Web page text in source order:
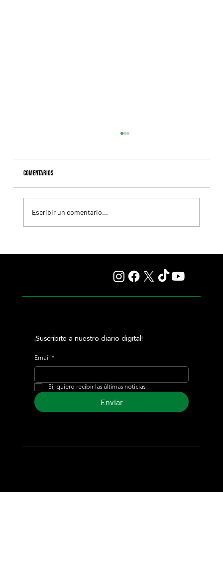
Comentarios
Escribir un comentario...
¡Suscribite a nuestro diario digital!
Email *
Si, quiero recibir las últimas noticias
Enviar